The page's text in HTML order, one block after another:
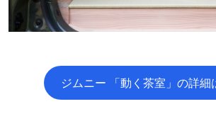
ジムニー 「動く茶室」の詳細